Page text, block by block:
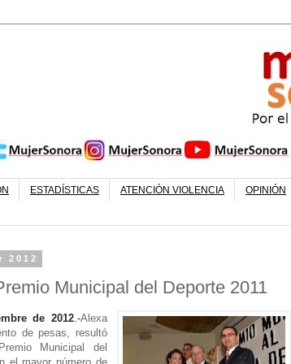
ESTADÍSTICAS ATENCIÓN VIOLENCIA OPINIÓN
2012
Municipal del Deporte 2011
de 2012.-Alexa
de pesas, resultó
Municipal del